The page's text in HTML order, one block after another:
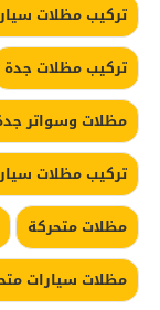
تركيب مظلات
تركيب مظلات جدة
مظلات وسواتر
تركيب مظلات
مظلات متحركة
مظلات سيارات